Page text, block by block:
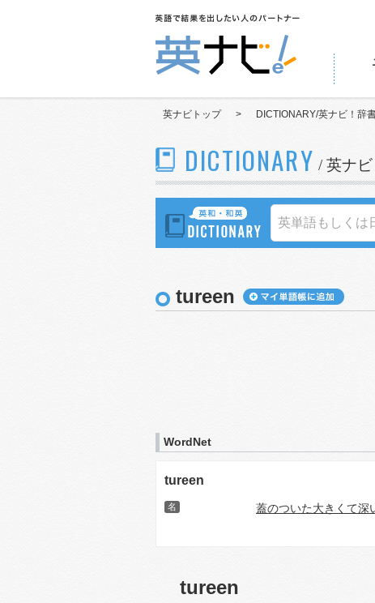
英ナビトップ > DICTIONARY/英ナビ！辞
DICTIONARY / 英ナ
tureen
WordNet
tureen
名 蓋のついた大きくて深
tureen